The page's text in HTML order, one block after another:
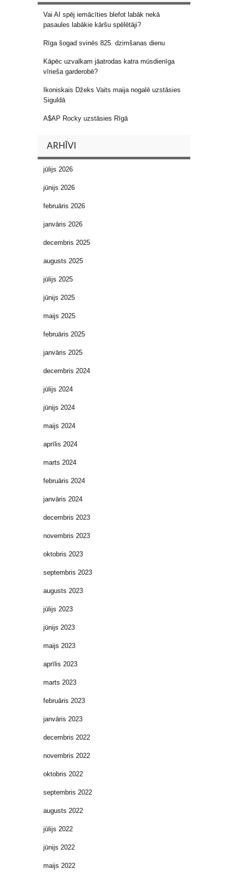
Vai AI spēj iemācīties blefot labāk nekā
pasaules labākie kāršu spēlētāji?
Rīga šogad svinēs 825. dzimšanas dienu
Kāpēc uzvalkam jāatrodas katra mūsdienīga
vīrieša garderobē?
Ikoniskais Džeks Vaits maija nogalē uzstāsies
Siguldā
A$AP Rocky uzstāsies Rīgā
ARHĪVI
jūlijs 2026
jūnijs 2026
februāris 2026
janvāris 2026
decembris 2025
augusts 2025
jūlijs 2025
jūnijs 2025
maijs 2025
februāris 2025
janvāris 2025
decembris 2024
jūlijs 2024
jūnijs 2024
maijs 2024
aprīlis 2024
marts 2024
februāris 2024
janvāris 2024
decembris 2023
novembris 2023
oktobris 2023
septembris 2023
augusts 2023
jūlijs 2023
jūnijs 2023
maijs 2023
aprīlis 2023
marts 2023
februāris 2023
janvāris 2023
decembris 2022
novembris 2022
oktobris 2022
septembris 2022
augusts 2022
jūlijs 2022
jūnijs 2022
maijs 2022